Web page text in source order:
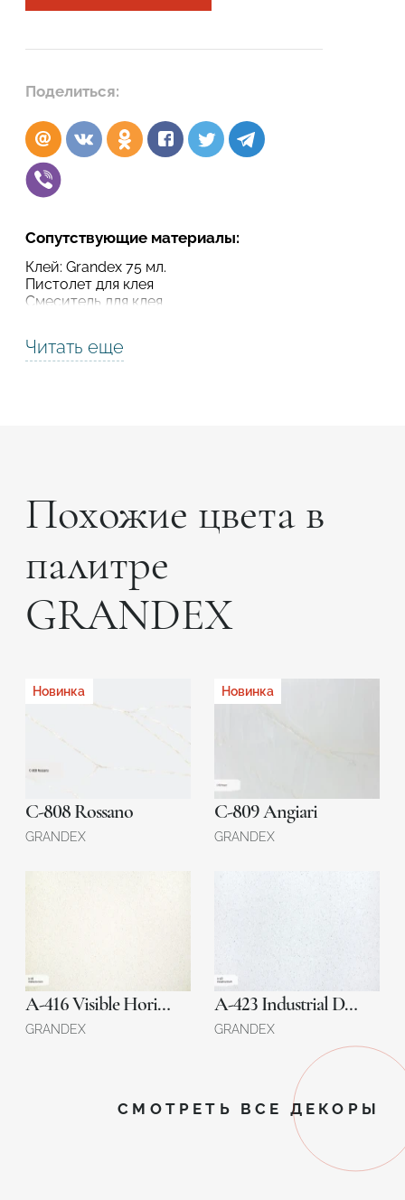
Поделиться:
Сопутствующие материалы:
Клей: Grandex 75 мл.
Пистолет для клея
Смеситель для клея
Читать еще
Похожие цвета в
палитре
GRANDEX
Новинка
C-808 Rossano
GRANDEX
Новинка
C-809 Angiari
GRANDEX
A-416 Visible Horizon
GRANDEX
A-423 Industrial Draft
GRANDEX
СМОТРЕТЬ ВСЕ ДЕКОРЫ
Подтвердите, что вы не робот